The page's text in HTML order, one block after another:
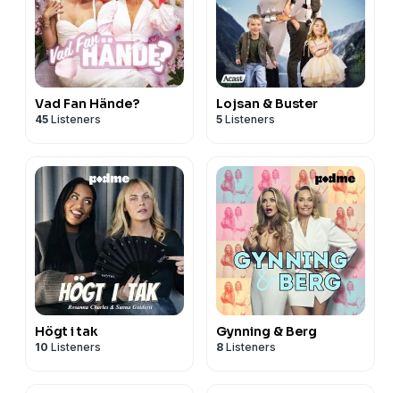
Vad Fan Hände?
45 Listeners
Lojsan & Buster
5 Listeners
Högt i tak
10 Listeners
Gynning & Berg
8 Listeners